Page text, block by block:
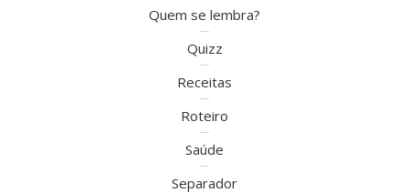
Quem se lembra?
Quizz
Receitas
Roteiro
Saúde
Separador